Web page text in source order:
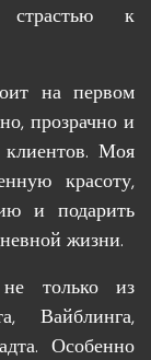
страстью к
на первом
прозрачно и
клиентов. Моя
красоту,
и подарить
жизни.
только из
Вайблинга,
Особенно